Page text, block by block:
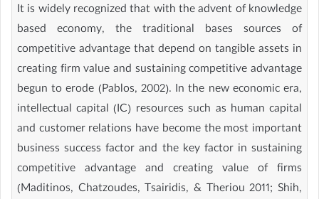
It is widely recognized that with the advent of knowledge
based economy, the traditional bases sources of
competitive advantage that depend on tangible assets in
creating firm value and sustaining competitive advantage
begun to erode (Pablos, 2002). In the new economic era,
intellectual capital (IC) resources such as human capital
and customer relations have become the most important
business success factor and the key factor in sustaining
competitive advantage and creating value of firms
(Maditinos, Chatzoudes, Tsairidis, & Theriou 2011; Shih,